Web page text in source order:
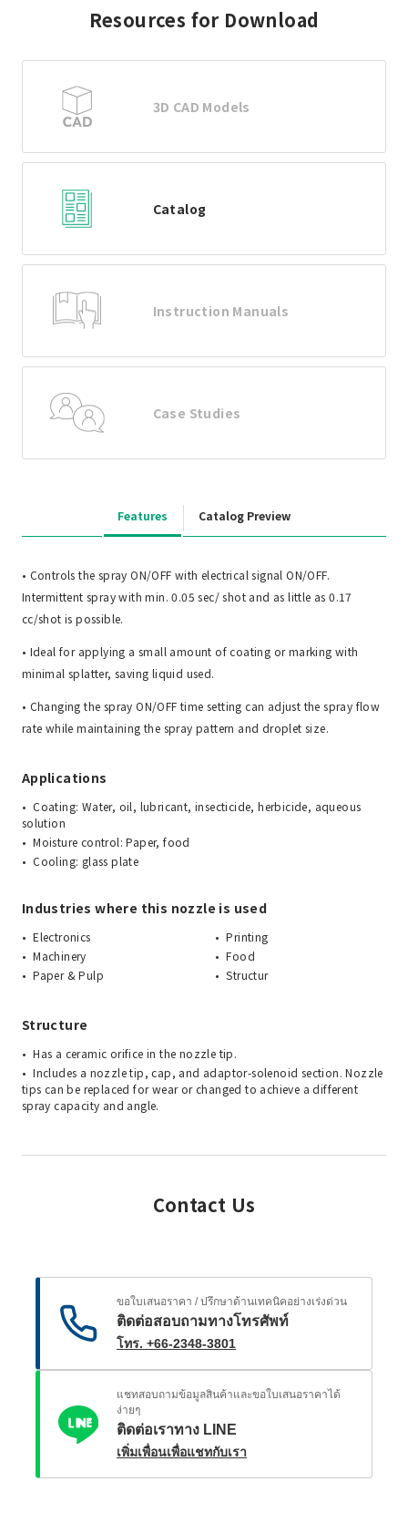
Resources for Download
3D CAD Models
Catalog
Instruction Manuals
Case Studies
Features Catalog Preview
• Controls the spray ON/OFF with electrical signal ON/OFF.
Intermittent spray with min. 0.05 sec/ shot and as little as 0.17
cc/shot is possible.
• Ideal for applying a small amount of coating or marking with
minimal splatter, saving liquid used.
• Changing the spray ON/OFF time setting can adjust the spray flow
rate while maintaining the spray pattern and droplet size.
Applications
Coating: Water, oil, lubricant, insecticide, herbicide, aqueous
solution
Moisture control: Paper, food
Cooling: glass plate
Industries where this nozzle is used
Electronics
Machinery
Paper & Pulp
Printing
Food
Structur
Structure
Has a ceramic orifice in the nozzle tip.
Includes a nozzle tip, cap, and adaptor-solenoid section. Nozzle
tips can be replaced for wear or changed to achieve a different
spray capacity and angle.
Contact Us